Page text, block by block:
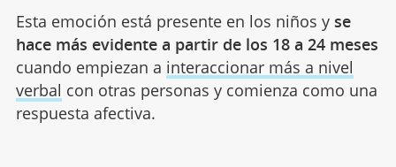
Esta emoción está presente en los niños yse
hace más evidente a partir de los 18 a 24 meses
cuando empiezan a interaccionar más a nivel
verbal con otras personas y comienza como una
respuesta afectiva.